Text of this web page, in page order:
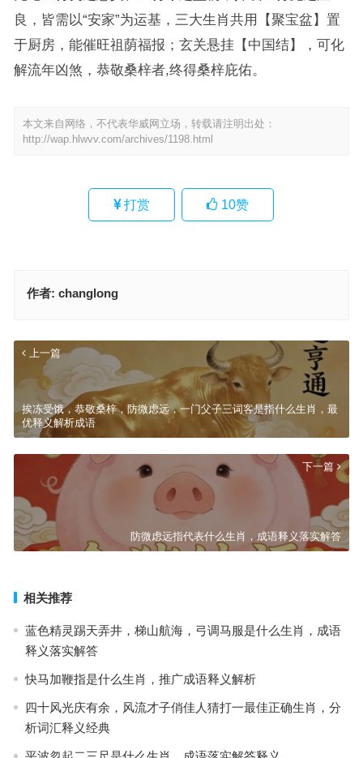
良，皆需以“安家”为运基，三大生肖共用【聚宝盆】置
于厨房，能催旺祖荫福报；玄关悬挂【中国结】，可化
解流年凶煞，恭敬桑梓者,终得桑梓庇佑。
本文来自网络，不代表华威网立场，转载请注明出处：
http://wap.hlwvv.com/archives/1198.html
打赏 10赞
作者: changlong
上一篇
挨冻受饿，恭敬桑梓，防微虑远，一门父子三词客是指什么生肖，最
优释义解析成语
下一篇
防微虑远指代表什么生肖，成语释义落实解答
相关推荐
蓝色精灵踢天弄井，梯山航海，弓调马服是什么生肖，成语
释义落实解答
快马加鞭指是什么生肖，推广成语释义解析
四十风光庆有余，风流才子俏佳人猜打一最佳正确生肖，分
析词汇释义经典